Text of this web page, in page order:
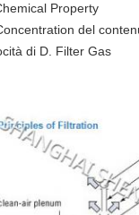
Property
del
di D. Filter Gas